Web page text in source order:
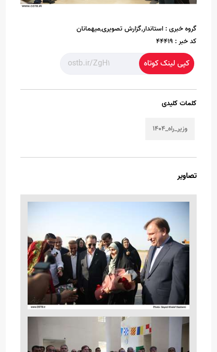
گروه خبری : استاندار,گزارش تصویری,میهمانان
کد خبر : 44419
کپی لینک کوتاه
کلمات کلیدی
وزیر_راه_۱۴۰۴
تصاویر